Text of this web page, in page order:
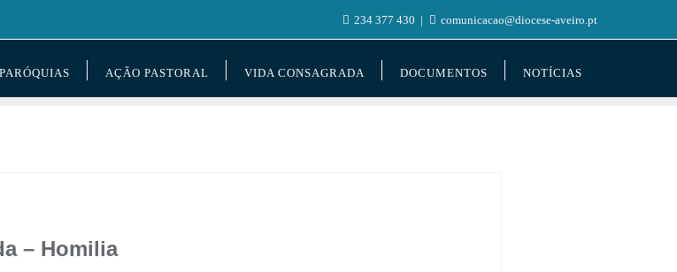
234 377 430 comunicacao@diocese-aveiro.pt
PARÓQUIAS AÇÃO PASTORAL VIDA CONSAGRADA DOCUMENTOS NOTÍCIAS
– Homilia